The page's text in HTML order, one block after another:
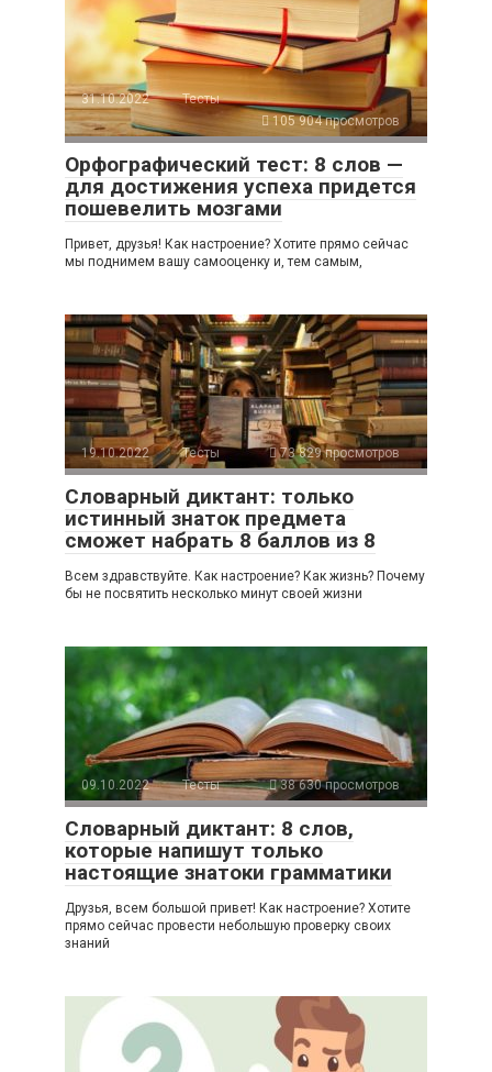
31.10.2022
Тесты
105 904 просмотров
Орфографический тест: 8 слов —
для достижения успеха придется
пошевелить мозгами
Привет, друзья! Как настроение? Хотите прямо сейчас
мы поднимем вашу самооценку и, тем самым,
19.10.2022 Тесты 73 829 просмотров
Словарный диктант: только
истинный знаток предмета
сможет набрать 8 баллов из 8
Всем здравствуйте. Как настроение? Как жизнь? Почему
бы не посвятить несколько минут своей жизни
09.10.2022 Тесты 38 630 просмотров
Словарный диктант: 8 слов,
которые напишут только
настоящие знатоки грамматики
Друзья, всем большой привет! Как настроение? Хотите
прямо сейчас провести небольшую проверку своих
знаний